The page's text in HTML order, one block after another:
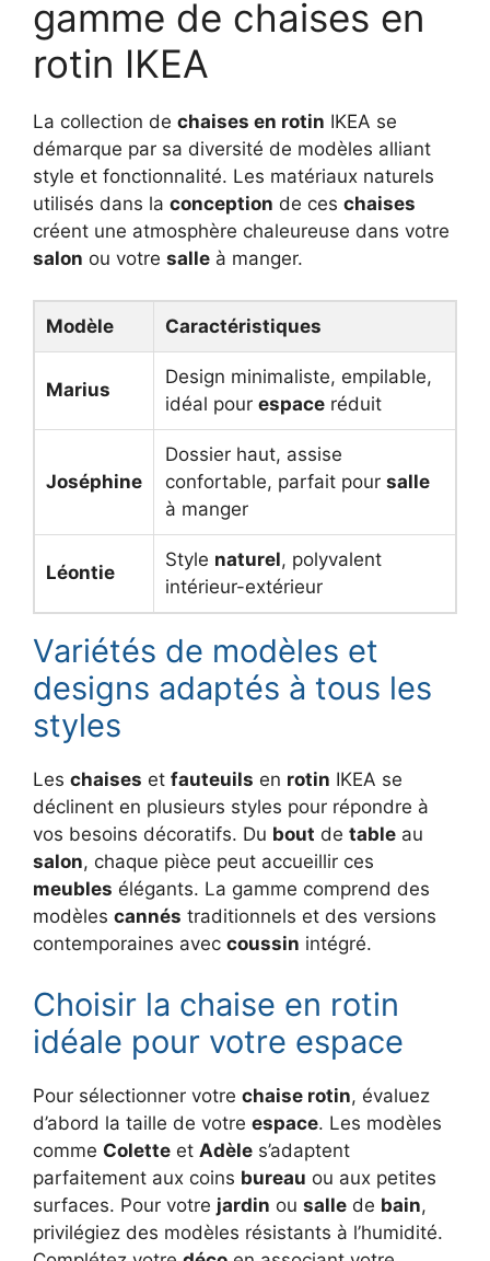
gamme de chaises en
rotin IKEA
La collection de chaises en rotin IKEA se
démarque par sa diversité de modèles alliant
style et fonctionnalité. Les matériaux naturels
utilisés dans la conception de ces chaises
créent une atmosphère chaleureuse dans votre
salon ou votre salle à manger.
Modèle Caractéristiques
Marius
Design minimaliste, empilable,
idéal pour espace réduit
Joséphine
Dossier haut, assise
confortable, parfait pour salle
à manger
Léontie
Style naturel, polyvalent
intérieur-extérieur
Variétés de modèles et
designs adaptés à tous les
styles
Les chaises et fauteuils en rotin IKEA se
déclinent en plusieurs styles pour répondre à
vos besoins décoratifs. Du bout de table au
salon, chaque pièce peut accueillir ces
meubles élégants. La gamme comprend des
modèles cannés traditionnels et des versions
contemporaines avec coussin intégré.
Choisir la chaise en rotin
idéale pour votre espace
Pour sélectionner votre chaise rotin, évaluez
d’abord la taille de votre espace. Les modèles
comme Colette et Adèle s’adaptent
parfaitement aux coins bureau ou aux petites
surfaces. Pour votre jardin ou salle de bain,
privilégiez des modèles résistants à l’humidité.